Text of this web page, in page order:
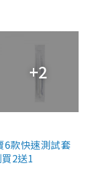
+2
6款快速測試套
2送1